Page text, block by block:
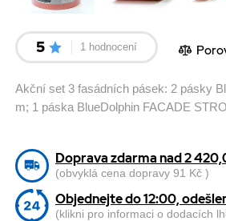
5 1 hodnocení
Akční set 3 fasádních pásek: 2 pásky
m; 1 páska BlueDolphin FACADE
Doprava zdarma nad 2
(obvyklá cena dopravy 91 Kč )
Objednejte do 12:00,
(klikni pro informaci o dodacích